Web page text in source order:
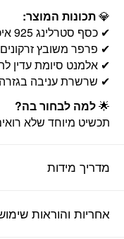
💎תכונות המוצר:
✔ כסף סטרלינג 925 איכותי
✔ פרפר משובץ
✔ אלמנט סיומת עדין
✔ שרשרת עניבה
🌟למה לבחור בה?
תכשיט מיוחד שלא
מדריך מידות
אחריות והוראות